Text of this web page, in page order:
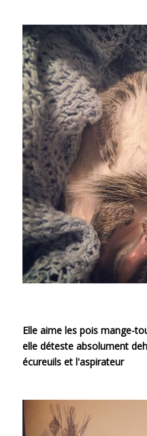
Elle aime les pois mange-
elle déteste absolument
écureuils et l'aspirateur